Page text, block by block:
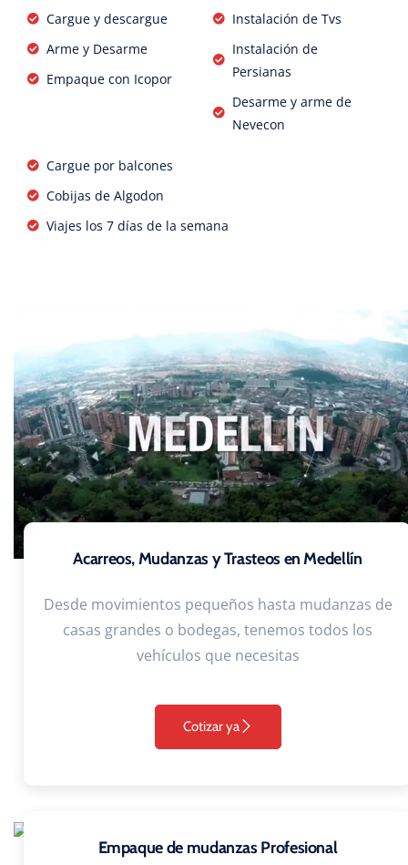
Cargue y descargue
Arme y Desarme
Empaque con Icopor
Instalación de Tvs
Instalación de
Persianas
Desarme y arme de
Nevecon
Cargue por balcones
Cobijas de Algodon
Viajes los 7 días de la semana
Acarreos, Mudanzas y Trasteos en Medellín
Desde movimientos pequeños hasta mudanzas de
casas grandes o bodegas, tenemos todos los
vehículos que necesitas
Cotizar ya
Empaque de mudanzas Profesional